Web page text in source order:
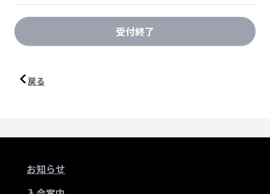
受付終了
戻る
お知らせ